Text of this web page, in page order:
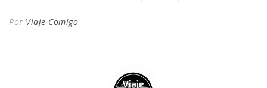
Por Viaje Comigo